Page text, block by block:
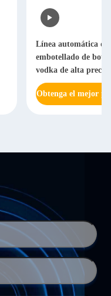
Línea automática de
embotellado de
vodka de alta
Obtenga el mejor